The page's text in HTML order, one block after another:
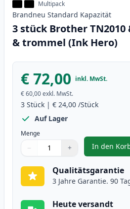
Multipack
Brandneu Standard Kapazität
3 stück Brother TN2010
& trommel (Ink Hero)
€ 72,00 inkl. MwSt.
€ 60,00exkl. MwSt.
3 Stück | € 24,00 /Stück
Auf Lager
Menge
Verwenden Sie die Tasten, um
− +
1
In den, 3
Qualitätsgarantie
3 Jahre Garantie. 90
Heute versandt